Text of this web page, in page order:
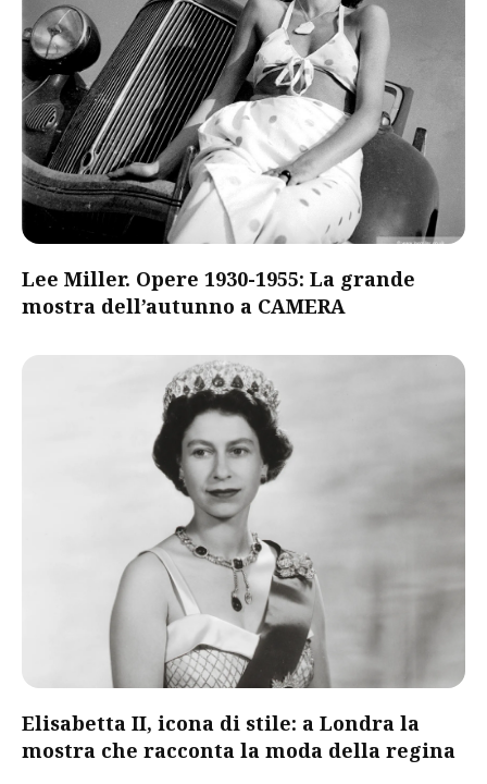
Lee Miller. Opere 1930-1955: La grande
mostra dell’autunno a CAMERA
Elisabetta II, icona di stile: a Londra la
mostra che racconta la moda della regina